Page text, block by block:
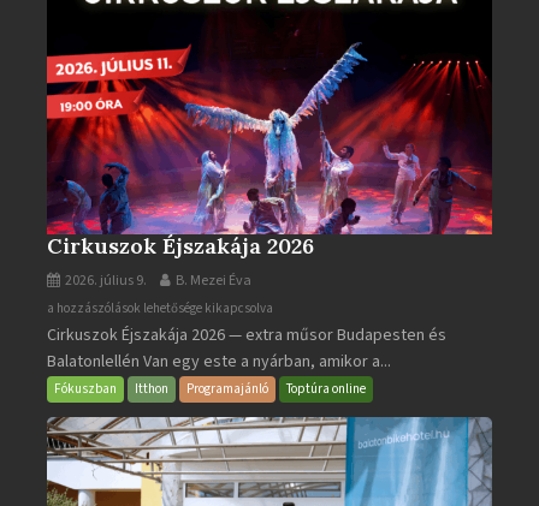
Cirkuszok Éjszakája 2026
2026. július 9. B. Mezei Éva
Cirkuszok
Éjszakája
2026
bejegyzéshez
a hozzászólások lehetősége kikapcsolva
Cirkuszok Éjszakája 2026 — extra műsor Budapesten és
Balatonlellén Van egy este a nyárban, amikor a...
Fókuszban Itthon Programajánló Toptúra online